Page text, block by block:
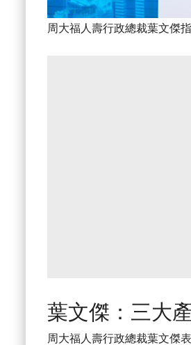
周大福人壽行政總裁葉文傑
葉文傑：三大
周大福人壽行政總裁葉文傑